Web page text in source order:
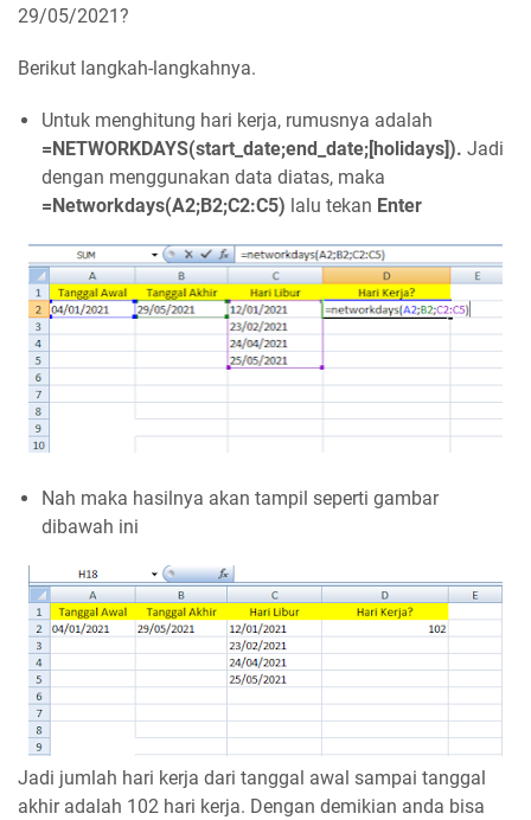
29/05/2021?
Berikut langkah-langkahnya.
Untuk menghitung hari kerja, rumusnya adalah
=NETWORKDAYS(start_date;end_date;[holidays]). Jadi
dengan menggunakan data diatas, maka
=Networkdays(A2;B2;C2:C5) lalu tekan Enter
Nah maka hasilnya akan tampil seperti gambar
dibawah ini
Jadi jumlah hari kerja dari tanggal awal sampai tanggal
akhir adalah 102 hari kerja. Dengan demikian anda bisa